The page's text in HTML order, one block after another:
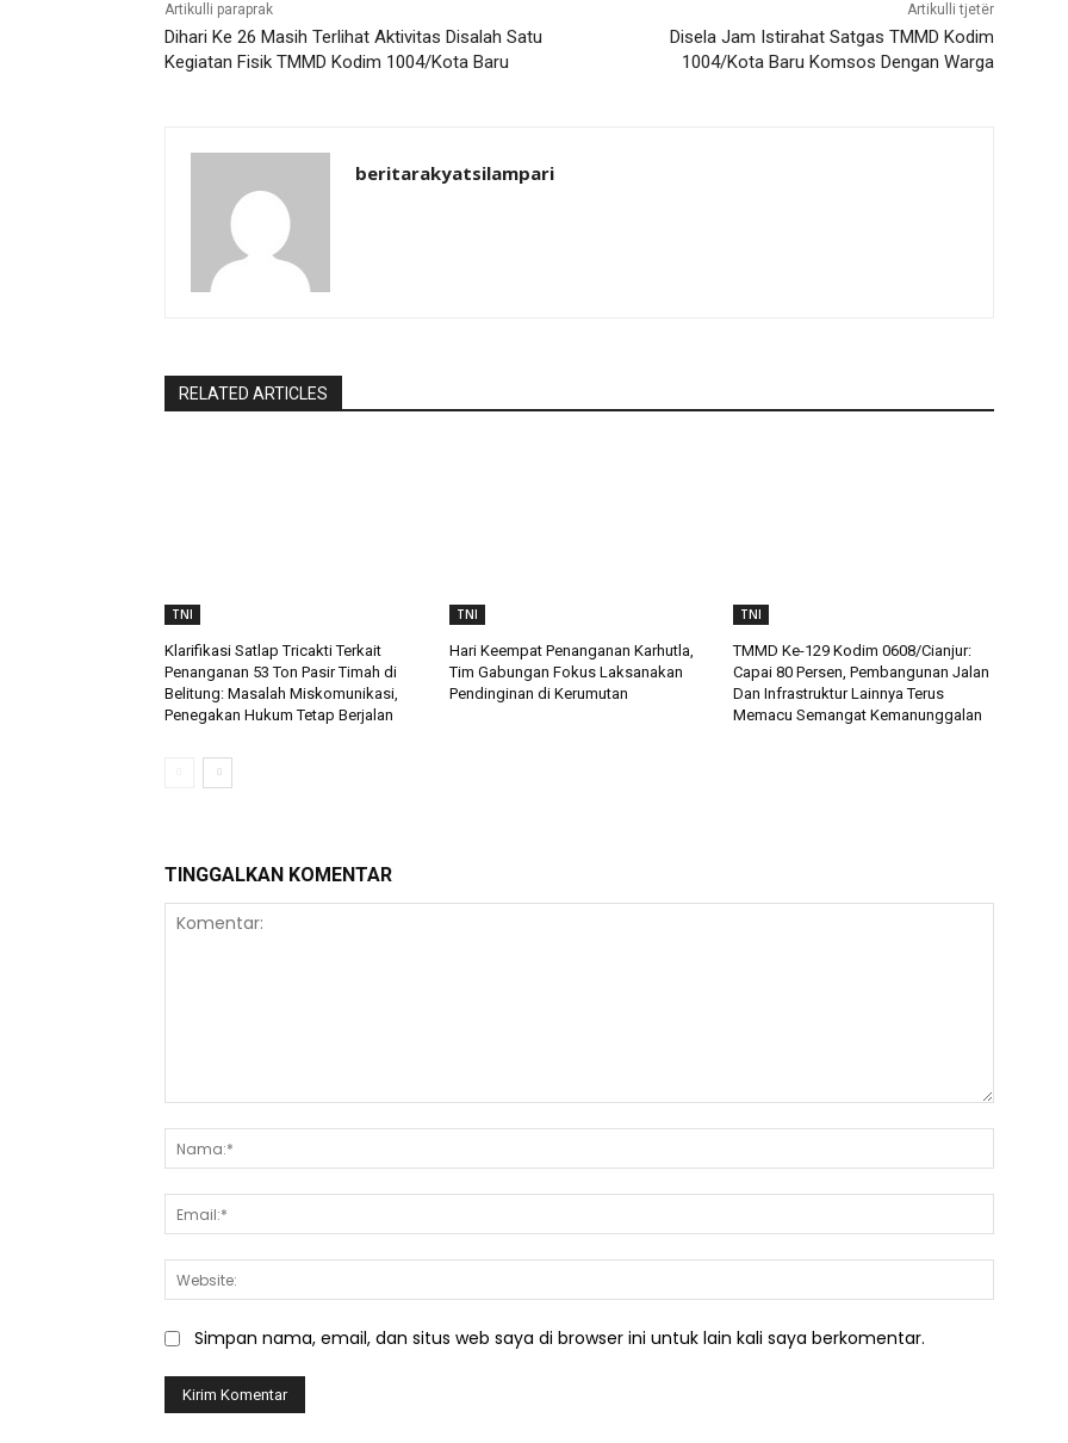
Artikulli paraprak
Dihari Ke 26 Masih Terlihat Aktivitas Disalah Satu
Kegiatan Fisik TMMD Kodim 1004/Kota Baru
Artikulli tjetër
Disela Jam Istirahat Satgas TMMD Kodim
1004/Kota Baru Komsos Dengan Warga
beritarakyatsilampari
RELATED ARTICLES
TNI
Klarifikasi Satlap Tricakti Terkait
Penanganan 53 Ton Pasir Timah di
Belitung: Masalah Miskomunikasi,
Penegakan Hukum Tetap Berjalan
TNI
Hari Keempat Penanganan Karhutla,
Tim Gabungan Fokus Laksanakan
Pendinginan di Kerumutan
TNI
TMMD Ke-129 Kodim 0608/Cianjur:
Capai 80 Persen, Pembangunan Jalan
Dan Infrastruktur Lainnya Terus
Memacu Semangat Kemanunggalan
TINGGALKAN KOMENTAR
Simpan nama, email, dan situs web saya di browser ini untuk lain kali saya berkomentar.